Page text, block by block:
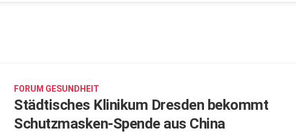
FORUM GESUNDHEIT
Städtisches Klinikum Dresden bekommt
Schutzmasken-Spende aus China